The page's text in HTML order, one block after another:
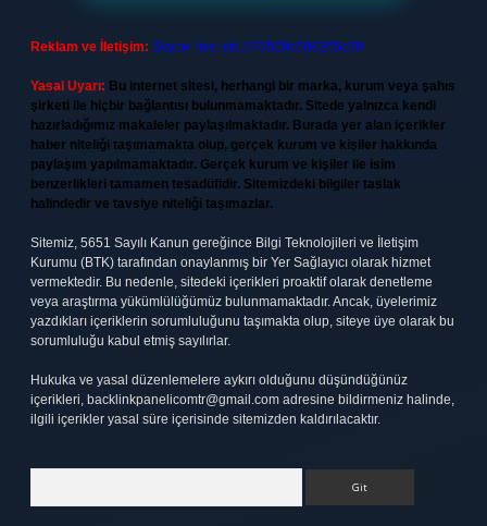
Reklam ve İletişim: Skype: live:.cid.575569c608265c69
Yasal Uyarı: Bu internet sitesi, herhangi bir marka, kurum veya şahıs
şirketi ile hiçbir bağlantısı bulunmamaktadır. Sitede yalnızca kendi
hazırladığımız makaleler paylaşılmaktadır. Burada yer alan içerikler
haber niteliği taşımamakta olup, gerçek kurum ve kişiler hakkında
paylaşım yapılmamaktadır. Gerçek kurum ve kişiler ile isim
benzerlikleri tamamen tesadüfidir. Sitemizdeki bilgiler taslak
halindedir ve tavsiye niteliği taşımazlar.
Sitemiz, 5651 Sayılı Kanun gereğince Bilgi Teknolojileri ve İletişim
Kurumu (BTK) tarafından onaylanmış bir Yer Sağlayıcı olarak hizmet
vermektedir. Bu nedenle, sitedeki içerikleri proaktif olarak denetleme
veya araştırma yükümlülüğümüz bulunmamaktadır. Ancak, üyelerimiz
yazdıkları içeriklerin sorumluluğunu taşımakta olup, siteye üye olarak bu
sorumluluğu kabul etmiş sayılırlar.
Hukuka ve yasal düzenlemelere aykırı olduğunu düşündüğünüz
içerikleri, backlinkpanelicomtr@gmail.com adresine bildirmeniz halinde,
ilgili içerikler yasal süre içerisinde sitemizden kaldırılacaktır.